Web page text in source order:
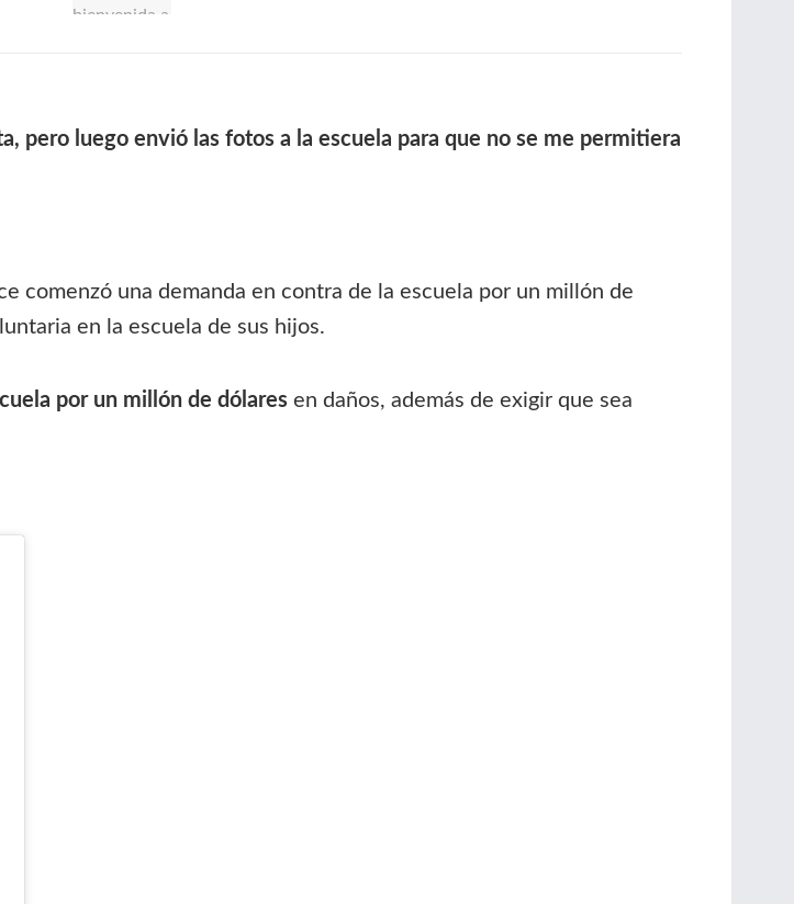
pero luego envió las fotos a la escuela para que no se me permitiera
comenzó una demanda en contra de la escuela por un millón de
en la escuela de sus hijos.
por un millón de dólares en daños, además de exigir que sea